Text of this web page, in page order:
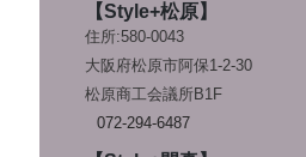
【Style+松原】
住所:580-0043
大阪府松原市阿保1-2-30
松原商工会議所B1F
072-294-6487